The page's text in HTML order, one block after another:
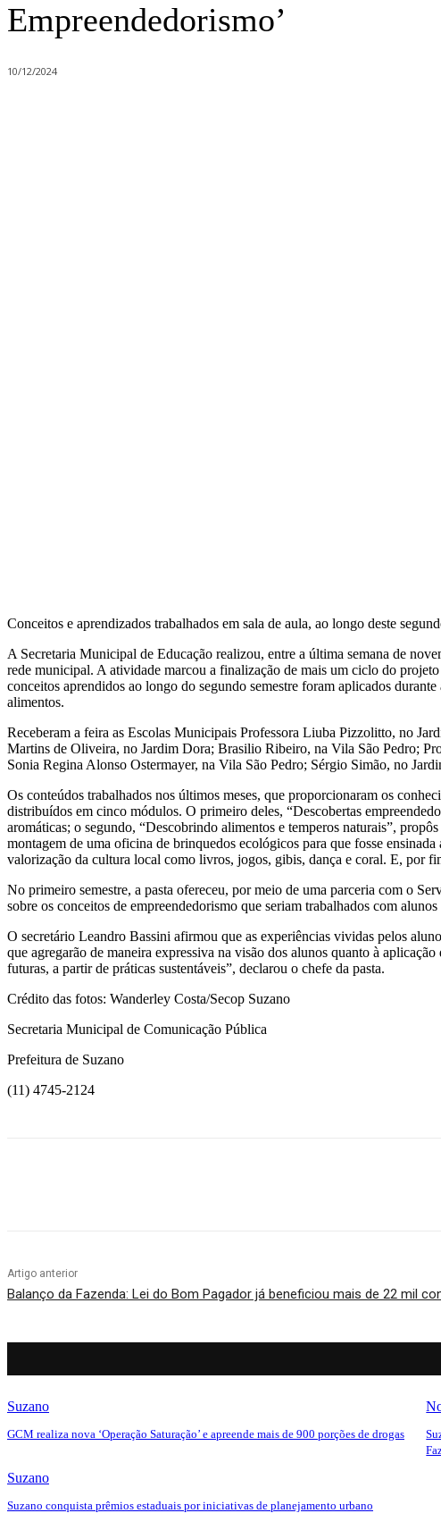
Empreendedorismo’
10/12/2024
Conceitos e aprendizados trabalhados em sala de aula, ao longo deste
A Secretaria Municipal de Educação realizou, entre a última semana de
rede municipal. A atividade marcou a finalização de mais um ciclo do
conceitos aprendidos ao longo do segundo semestre foram aplicados
alimentos.
Receberam a feira as Escolas Municipais Professora Liuba Pizzolitto, no
Martins de Oliveira, no Jardim Dora; Brasilio Ribeiro, na Vila São Pedro;
Sonia Regina Alonso Ostermayer, na Vila São Pedro; Sérgio Simão, no
Os conteúdos trabalhados nos últimos meses, que proporcionaram os
distribuídos em cinco módulos. O primeiro deles, “Descobertas
aromáticas; o segundo, “Descobrindo alimentos e temperos naturais”,
montagem de uma oficina de brinquedos ecológicos para que fosse
valorização da cultura local como livros, jogos, gibis, dança e coral. E, por
No primeiro semestre, a pasta ofereceu, por meio de uma parceria com o
sobre os conceitos de empreendedorismo que seriam trabalhados com
O secretário Leandro Bassini afirmou que as experiências vividas pelos
que agregarão de maneira expressiva na visão dos alunos quanto à
futuras, a partir de práticas sustentáveis”, declarou o chefe da pasta.
Crédito das fotos: Wanderley Costa/Secop Suzano
Secretaria Municipal de Comunicação Pública
Prefeitura de Suzano
(11) 4745-2124
Artigo anterior
Balanço da Fazenda: Lei do Bom Pagador já beneficiou mais de 22 mil
Suzano
GCM realiza nova ‘Operação Saturação’ e apreende mais de 900 porções de drogas
Suzano
Suzano conquista prêmios estaduais por iniciativas de planejamento urbano